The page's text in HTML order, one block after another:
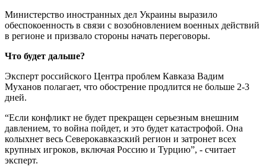
Министерство иностранных дел Украины выразило
обеспокоенность в связи с возобновлением военных действий
в регионе и призвало стороны начать переговоры.
Что будет дальше?
Эксперт российского Центра проблем Кавказа Вадим
Муханов полагает, что обострение продлится не больше 2-3
дней.
“Если конфликт не будет прекращен серьезным внешним
давлением, то война пойдет, и это будет катастрофой. Она
колыхнет весь Северокавказский регион и затронет всех
крупных игроков, включая Россию и Турцию”, - считает
эксперт.